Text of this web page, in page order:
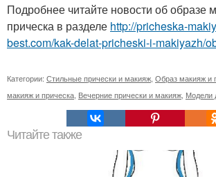
Подробнее читайте новости об образе
прическа в разделе http://pricheska-
best.com/kak-delat-pricheski-i-makiyazh/
Категории: Стильные прически и макияж Образ макияж и
макияж и прическа Вечерние прически и макияж Модели
Читайте также